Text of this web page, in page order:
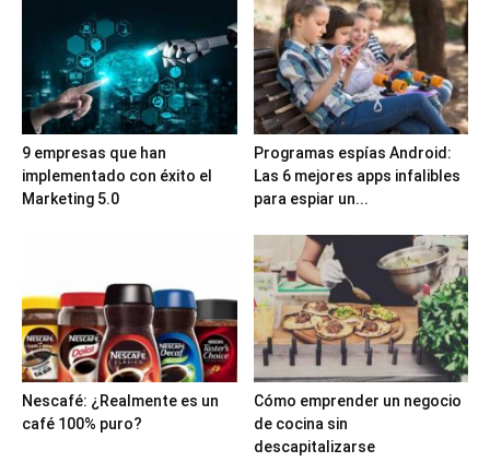
9 empresas que han
implementado con éxito el
Marketing 5.0
Programas espías Android:
Las 6 mejores apps infalibles
para espiar un...
Nescafé: ¿Realmente es un
café 100% puro?
Cómo emprender un negocio
de cocina sin
descapitalizarse